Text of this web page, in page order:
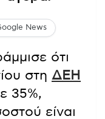
News
ότι
στη ΔΕΗ
35%,
είναι